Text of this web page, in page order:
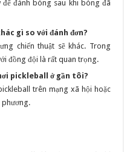
để đánh bóng sau khi bóng đã
gì so với đánh đơn?
chiến thuật sẽ khác. Trong
đồng đội là rất quan trọng.
pickleball ở gần tôi?
trên mạng xã hội hoặc
phương.